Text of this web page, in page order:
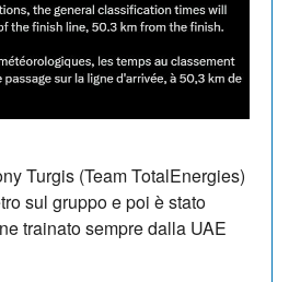
Turgis (Team TotalEnergies)
sul gruppo e poi è stato
trainato sempre dalla UAE